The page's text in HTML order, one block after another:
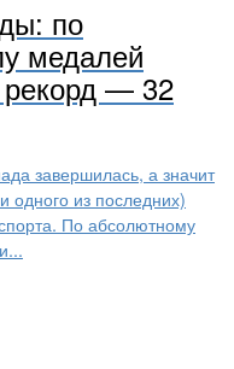
по
медалей
рекорд — 32
завершилась, а значит
одного из последних)
По абсолютному